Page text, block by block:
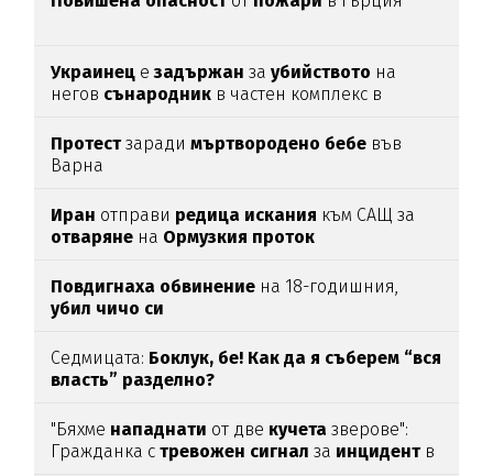
Украинец езадържан заубийството на
негов сънародник в частен комплекс в
Протестзарадимъртвородено бебе във
Варна
Иран отправи редица искания към САЩ за
отваряне на Ормузкия проток
Повдигнаха обвинение на 18-годишния,
убил чичо си
Седмицата: Боклук, бе! Как да я съберем “вся
власть” разделно?
"Бяхме нападнати от две кучета зверове":
Гражданка стревожен сигнал за инцидентв